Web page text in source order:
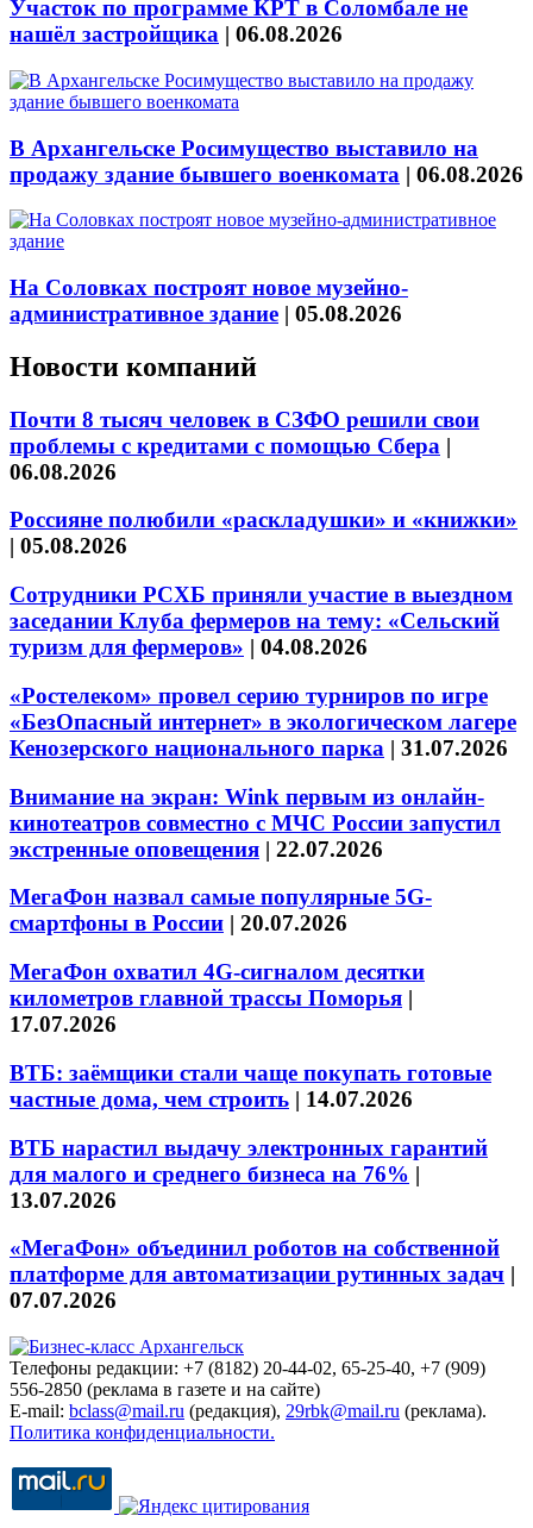
Участок по программе КРТ в Соломбале не
нашёл застройщика | 06.08.2026
В Архангельске Росимущество выставило на
продажу здание бывшего военкомата | 06.08.2026
На Соловках построят новое музейно-
административное здание | 05.08.2026
Новости компаний
Почти 8 тысяч человек в СЗФО решили свои
проблемы с кредитами с помощью Сбера |
06.08.2026
Россияне полюбили «раскладушки» и «книжки»
| 05.08.2026
Сотрудники РСХБ приняли участие в выездном
заседании Клуба фермеров на тему: «Сельский
туризм для фермеров» | 04.08.2026
«Ростелеком» провел серию турниров по игре
«БезОпасный интернет» в экологическом лагере
Кенозерского национального парка | 31.07.2026
Внимание на экран: Wink первым из онлайн-
кинотеатров совместно с МЧС России запустил
экстренные оповещения | 22.07.2026
МегаФон назвал самые популярные 5G-
смартфоны в России | 20.07.2026
МегаФон охватил 4G-сигналом десятки
километров главной трассы Поморья |
17.07.2026
ВТБ: заёмщики стали чаще покупать готовые
частные дома, чем строить | 14.07.2026
ВТБ нарастил выдачу электронных гарантий
для малого и среднего бизнеса на 76% |
13.07.2026
«МегаФон» объединил роботов на собственной
платформе для автоматизации рутинных задач |
07.07.2026
Телефоны редакции: +7 (8182) 20-44-02, 65-25-40, +7 (909)
556-2850 (реклама в газете и на сайте)
E-mail: bclass@mail.ru (редакция), 29rbk@mail.ru (реклама).
Политика конфиденциальности.